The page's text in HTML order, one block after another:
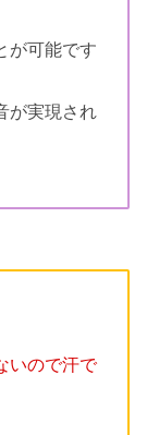
が可能です
が実現され
いので汗で